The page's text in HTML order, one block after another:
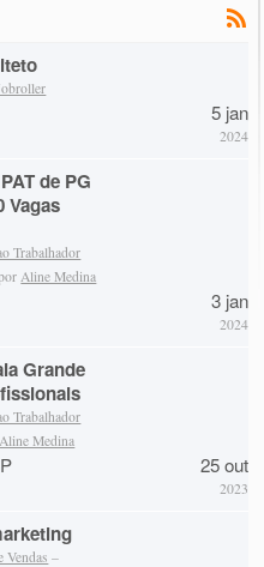
5 jan
2024
de PG
Vagas
Trabalhador
Aline Medina
3 jan
2024
Grande
Trabalhador
Aline Medina
25 out
2023
Vendas –